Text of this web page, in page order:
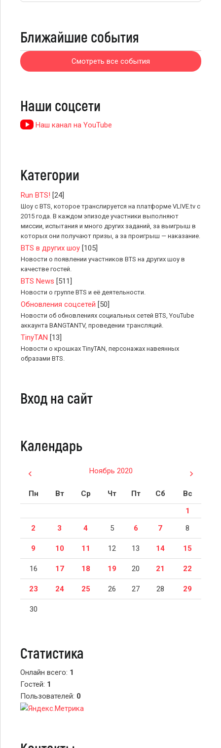
Ближайшие события
Смотреть все события
Наши соцсети
Наш канал на YouTube
Категории
Run BTS! [24]
Шоу с BTS, которое транслируется на платформе VLIVE.tv с
2015 года. В каждом эпизоде участники выполняют
миссии, испытания и много других заданий, за выигрыш в
которых они получают призы, а за проигрыш — наказание.
BTS в других шоу [105]
Новости о появлении участников BTS на других шоу в
качестве гостей.
BTS News [511]
Новости о группе BTS и её деятельности.
Обновления соцсетей [50]
Новости об обновлениях социальных сетей BTS, YouTube
аккаунта BANGTANTV, проведении трансляций.
TinyTAN [13]
Новости о крошках TinyTAN, персонажах навеянных
образами BTS.
Вход на сайт
Календарь
Ноябрь 2020
Пн Вт Ср Чт Пт Сб
Вс
1
2
3 4 5 6 7 8
9 10 11 12 13 14 15
16 17 18 19 20 21 22
23 24 25 26 27 28 29
30
Статистика
Онлайн всего: 1
Гостей: 1
Пользователей: 0